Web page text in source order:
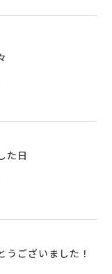
た日
うございました！